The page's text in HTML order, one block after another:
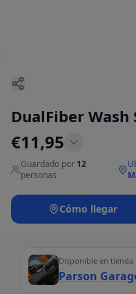
DualFiber Wash
€11,95
Guardado por 12
personas
Cómo llegar
Disponible en tienda
Parson